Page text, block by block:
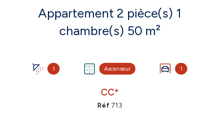
Appartement 2 pièce(s) 1
chambre(s) 50 m²
1 Ascenseur 1
CC*
Réf 713